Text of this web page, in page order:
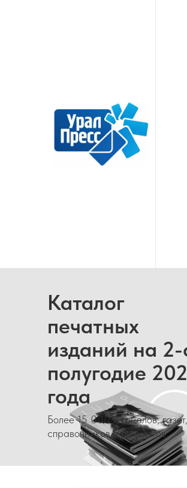
Каталог
печатных
изданий на
полугодие
года
Более 15 000 журналов, газет,
справочников и каталогов